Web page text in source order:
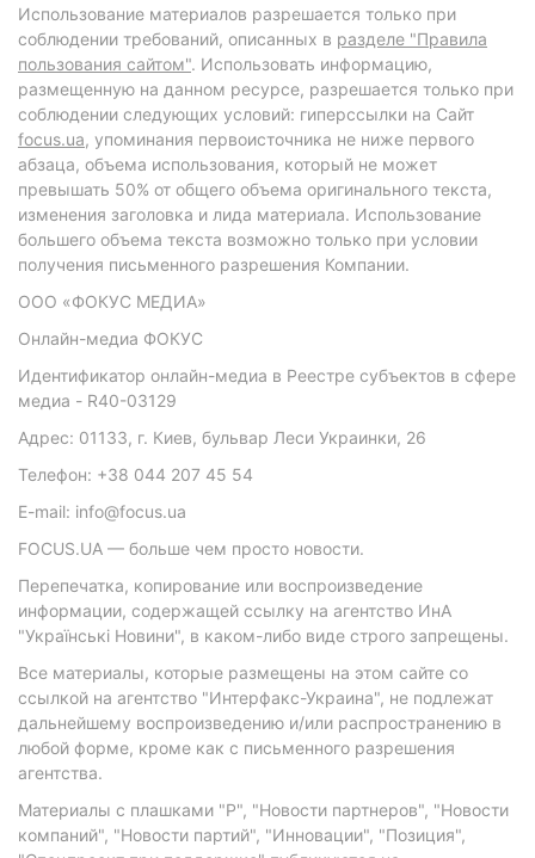
Использование материалов разрешается только при
соблюдении требований, описанных в разделе "Правила
пользования сайтом". Использовать информацию,
размещенную на данном ресурсе, разрешается только при
соблюдении следующих условий: гиперссылки на Сайт
focus.ua, упоминания первоисточника не ниже первого
абзаца, объема использования, который не может
превышать 50% от общего объема оригинального текста,
изменения заголовка и лида материала. Использование
большего объема текста возможно только при условии
получения письменного разрешения Компании.
ООО «ФОКУС МЕДИА»
Онлайн-медиа ФОКУС
Идентификатор онлайн-медиа в Реестре субъектов в сфере
медиа - R40-03129
Адрес: 01133, г. Киев, бульвар Леси Украинки, 26
Телефон: +38 044 207 45 54
E-mail: info@focus.ua
FOCUS.UA — больше чем просто новости.
Перепечатка, копирование или воспроизведение
информации, содержащей ссылку на агентство ИнА
"Українські Новини", в каком-либо виде строго запрещены.
Все материалы, которые размещены на этом сайте со
ссылкой на агентство "Интерфакс-Украина", не подлежат
дальнейшему воспроизведению и/или распространению в
любой форме, кроме как с письменного разрешения
агентства.
Материалы с плашками "Р", "Новости партнеров", "Новости
компаний", "Новости партий", "Инновации", "Позиция",